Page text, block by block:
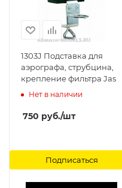
1303J Подставка для
аэрографа, струбцина,
крепление фильтра Jas
Нет в наличии
750 руб./шт
Подписаться